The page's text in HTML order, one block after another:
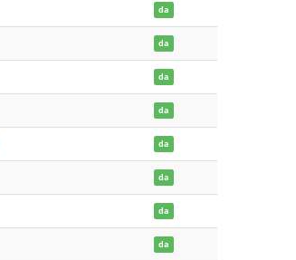
da
da
da
da
da
da
da
da